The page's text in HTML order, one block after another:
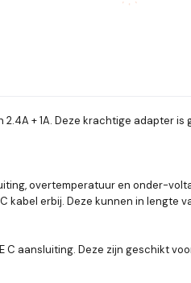
+ 1A. Deze krachtige adapter
overtemperatuur en onder-
erbij. Deze kunnen in lengte
Deze zijn geschikt voor